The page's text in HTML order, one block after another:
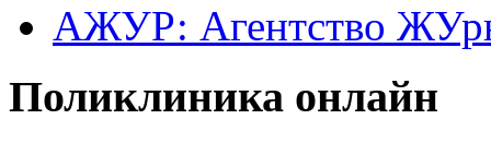
АЖУР: Агентство
Поликлиника онлайн